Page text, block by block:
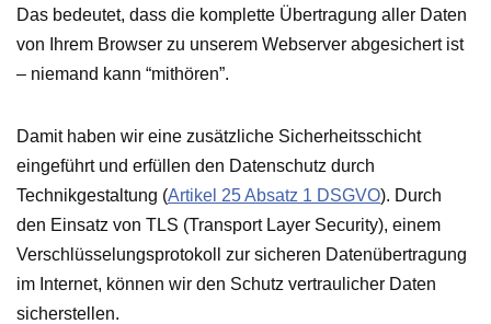
Das bedeutet, dass die komplette Übertragung aller Daten
von Ihrem Browser zu unserem Webserver abgesichert ist
– niemand kann “mithören”.
Damit haben wir eine zusätzliche Sicherheitsschicht
eingeführt und erfüllen den Datenschutz durch
Technikgestaltung (Artikel 25 Absatz 1 DSGVO). Durch
den Einsatz von TLS (Transport Layer Security), einem
Verschlüsselungsprotokoll zur sicheren Datenübertragung
im Internet, können wir den Schutz vertraulicher Daten
sicherstellen.